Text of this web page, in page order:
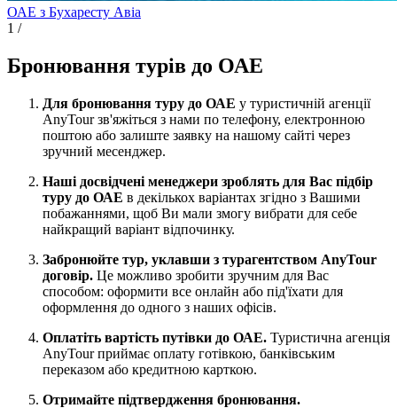
ОАЕ з Бухаресту Авіа
1 /
Бронювання турів до ОАЕ
Для бронювання туру до ОАЕ у туристичній агенції
AnyTour зв'яжіться з нами по телефону, електронною
поштою або залиште заявку на нашому сайті через
зручний месенджер.
Наші досвідчені менеджери зроблять для Вас підбір
туру до ОАЕ в декількох варіантах згідно з Вашими
побажаннями, щоб Ви мали змогу вибрати для себе
найкращий варіант відпочинку.
Забронюйте тур, уклавши з турагентством AnyTour
договір. Це можливо зробити зручним для Вас
способом: оформити все онлайн або під'їхати для
оформлення до одного з наших офісів.
Оплатіть вартість путівки до ОАЕ. Туристична агенція
AnyTour приймає оплату готівкою, банківським
переказом або кредитною карткою.
Отримайте підтвердження бронювання.